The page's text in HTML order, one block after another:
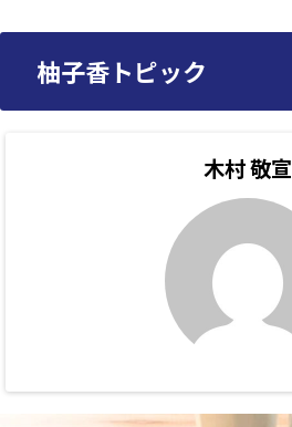
柚子香トピック
木村 敬宣